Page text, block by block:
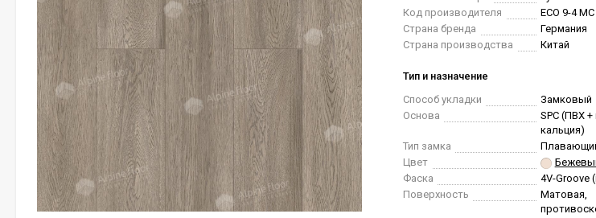
Код производителя
ECO 9-4 MC
Страна бренда
Германия
Страна производства
Китай
Тип и назначение
Способ укладки
Замковый
Основа
SPC (ПВХ
кальция)
Тип замка
Цвет
Фаска
4V-Groove
Поверхность
Матовая,